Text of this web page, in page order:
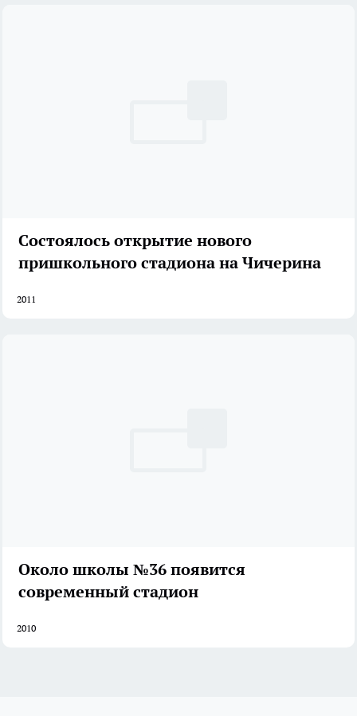
Состоялось открытие нового
пришкольного стадиона на Чичерина
2011
Около школы №36 появится
современный стадион
2010